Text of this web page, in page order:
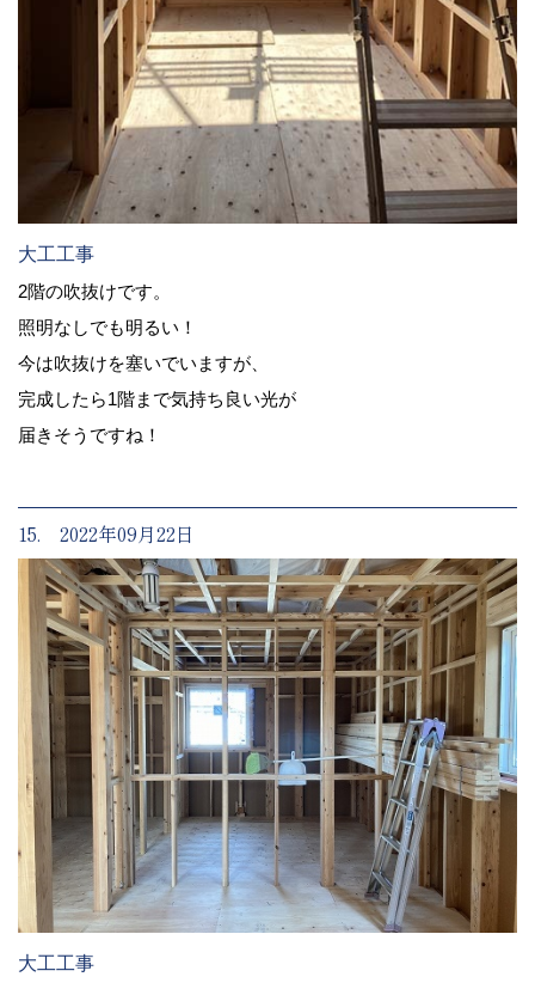
大工工事
2階の吹抜けです。
照明なしでも明るい！
今は吹抜けを塞いでいますが、
完成したら1階まで気持ち良い光が
届きそうですね！
15. 2022年09月22日
大工工事